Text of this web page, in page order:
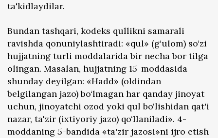
ta'kidlaydilar.
Bundan tashqari, kodeks qullikni samarali
ravishda qonuniylashtiradi: «qul» (g‘ulom) so‘zi
hujjatning turli moddalarida bir necha bor tilga
olingan. Masalan, hujjatning 15-moddasida
shunday deyilgan: «Hadd» (oldindan
belgilangan jazo) bo‘lmagan har qanday jinoyat
uchun, jinoyatchi ozod yoki qul bo‘lishidan qat'i
nazar, ta'zir (ixtiyoriy jazo) qo‘llaniladi». 4-
moddaning 5-bandida «ta'zir jazosi»ni ijro etish